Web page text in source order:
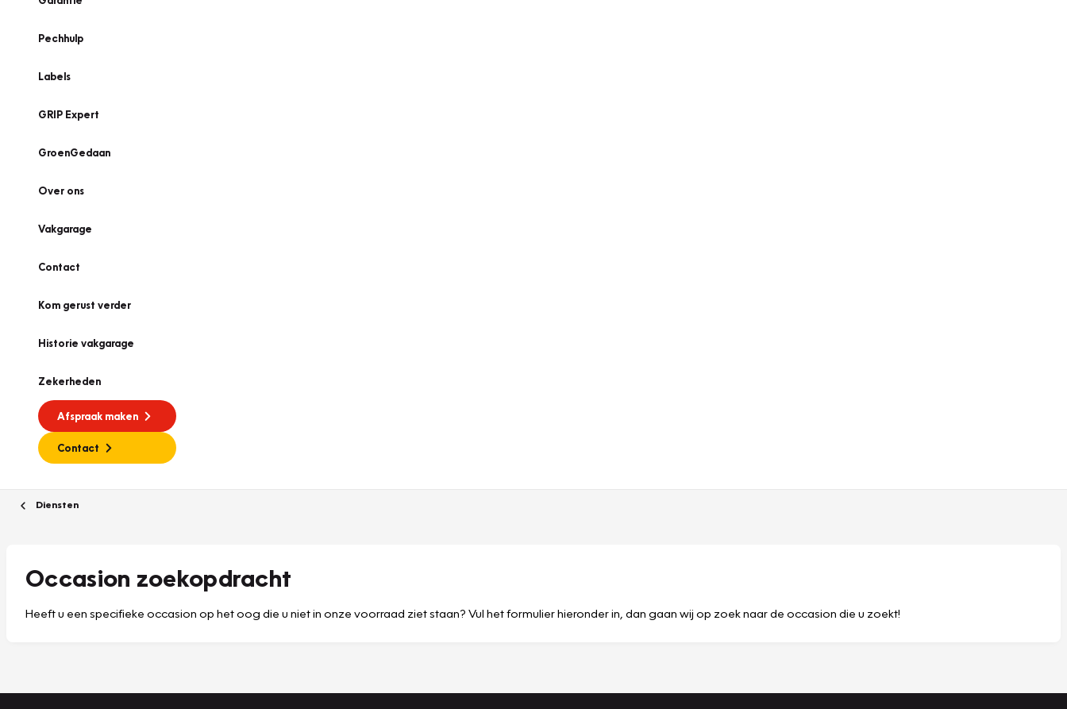
Pechhulp
Labels
GRIP Expert
GroenGedaan
Over ons
Vakgarage
Contact
Kom gerust verder
Historie vakgarage
Zekerheden
Afspraak maken
Contact
Diensten
Occasion zoekopdracht
Heeft u een specifieke occasion op het oog die u niet in onze voorraad ziet staan? Vul het formulier hieronder in, dan gaan wij op zoek naar de occasion die u zoekt!